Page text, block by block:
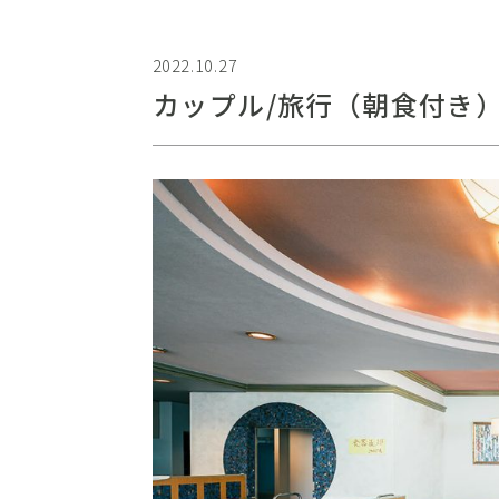
2022.10.27
カップル/旅行（朝食付き